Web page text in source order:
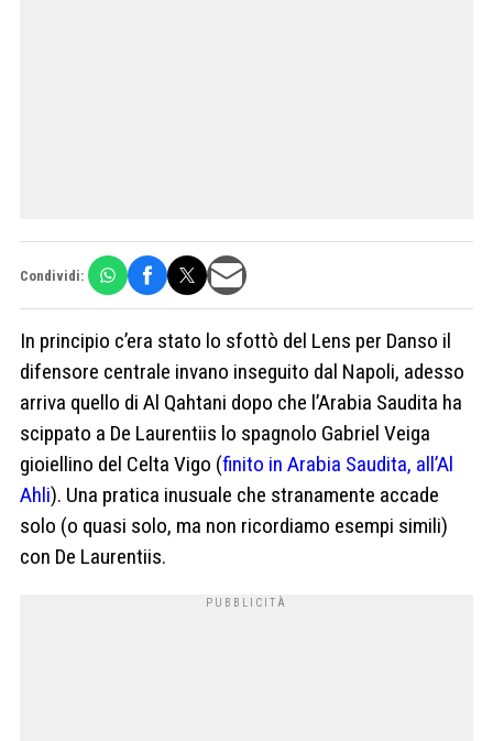
Condividi:
In principio c’era stato lo sfottò del Lens per Danso il
difensore centrale invano inseguito dal Napoli, adesso
arriva quello di Al Qahtani dopo che l’Arabia Saudita ha
scippato a De Laurentiis lo spagnolo Gabriel Veiga
gioiellino del Celta Vigo (finito in Arabia Saudita, all’Al
Ahli). Una pratica inusuale che stranamente accade
solo (o quasi solo, ma non ricordiamo esempi simili)
con De Laurentiis.